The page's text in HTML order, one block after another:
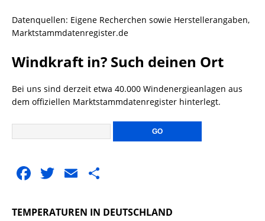
Datenquellen: Eigene Recherchen sowie Herstellerangaben,
Marktstammdatenregister.de
Windkraft in? Such deinen Ort
Bei uns sind derzeit etwa 40.000 Windenergieanlagen aus
dem offiziellen Marktstammdatenregister hinterlegt.
F
c
T
it
E
ai le
TEMPERATUREN IN DEUTSCHLAND